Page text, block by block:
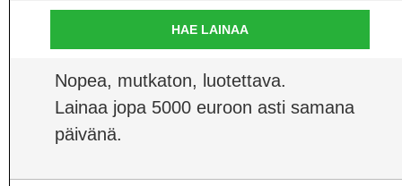
HAE LAINAA
Nopea, mutkaton, luotettava.
Lainaa jopa 5000 euroon asti samana
päivänä.